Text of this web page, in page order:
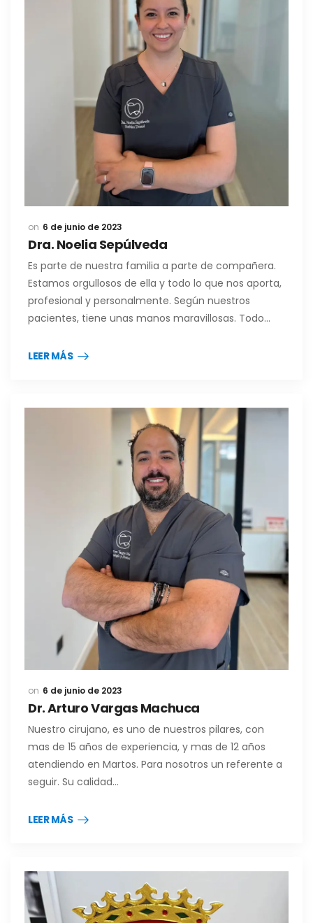
6 de junio de 2023
Dra. Noelia Sepúlveda
Es parte de nuestra familia a parte de compañera.
Estamos orgullosos de ella y todo lo que nos aporta,
profesional y personalmente. Según nuestros
pacientes, tiene unas manos maravillosas. Todo…
LEER MÁS
6 de junio de 2023
Dr. Arturo Vargas Machuca
Nuestro cirujano, es uno de nuestros pilares, con
mas de 15 años de experiencia, y mas de 12 años
atendiendo en Martos. Para nosotros un referente a
seguir. Su calidad…
LEER MÁS